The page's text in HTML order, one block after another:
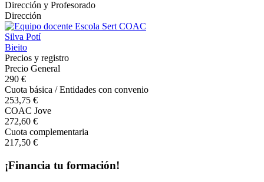
Dirección y Profesorado
Dirección
Silva Potí
Bieito
Precios y registro
Precio General
290 €
Cuota básica / Entidades con convenio
253,75 €
COAC Jove
272,60 €
Cuota complementaria
217,50 €
¡Financia tu formación!